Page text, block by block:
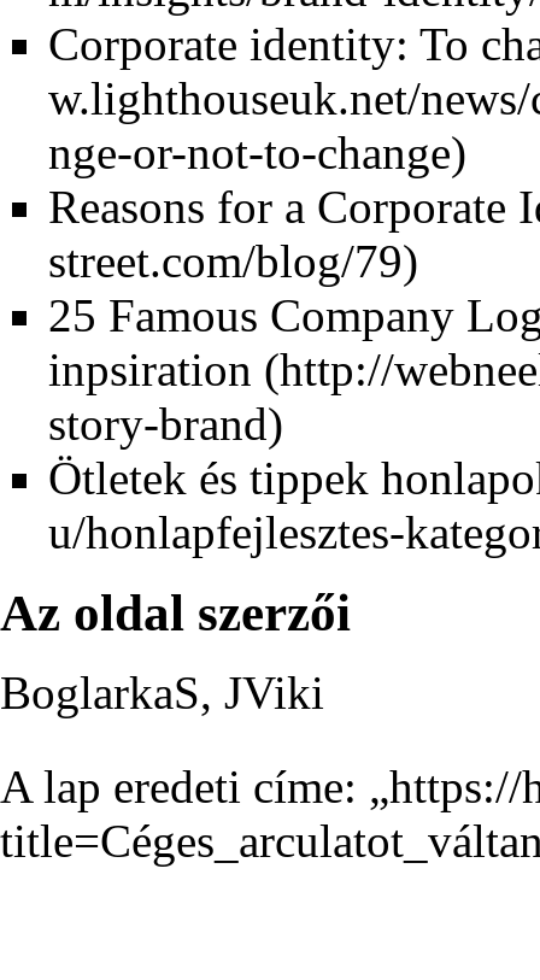
Corporate identity: To
Reasons for a Corporate
25 Famous Company
inpsiration
Ötletek és tippek
Az oldal szerzői
BoglarkaS, JViki
A lap eredeti címe: „https://